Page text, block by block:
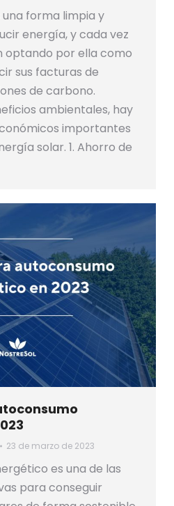
forma limpia y
energía, y cada vez
optando por ella como
sus facturas de
de carbono.
ambientales, hay
importantes
solar. 1. Ahorro de
23 de marzo de 2023
es una de las
para conseguir